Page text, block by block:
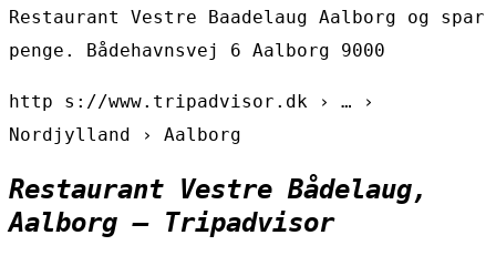
Restaurant Vestre Baadelaug Aalborg og spar
penge. Bådehavnsvej 6 Aalborg 9000
http s://www.tripadvisor.dk › … ›
Nordjylland › Aalborg
Restaurant Vestre Bådelaug,
Aalborg – Tripadvisor